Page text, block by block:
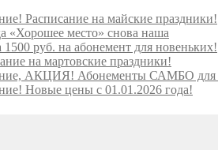
Расписание на майские праздники!
«Хорошее место» снова наша
руб. на абонемент для новеньких!
на мартовские праздники!
АКЦИЯ! Абонементы САМБО для
Новые цены с 01.01.2026 года!